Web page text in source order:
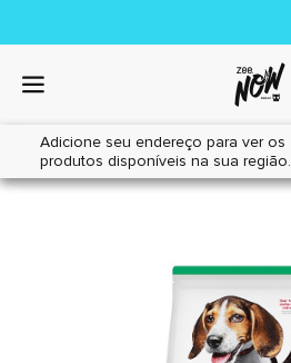
Adicione seu endereço para ver os
produtos disponíveis na sua região.
Home|Cães|Alimentos